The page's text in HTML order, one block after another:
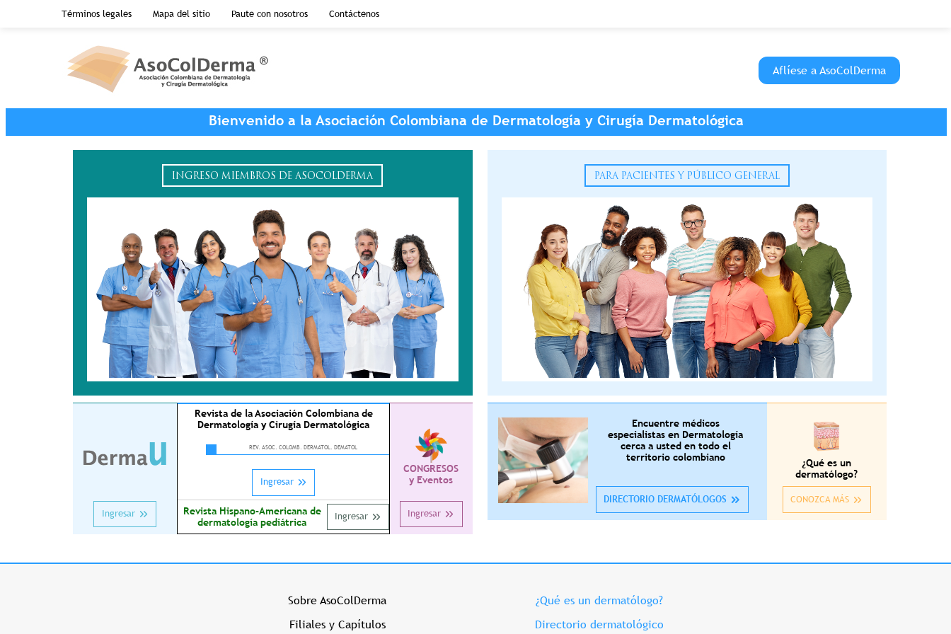
Pasar al contenido principal
Términos legales
Mapa del sitio Paute con nosotros Contáctenos
Aflíese a AsoColDerma
Bienvenido a la Asociación Colombiana de Dermatología y Cirugía Dermatológica
INGRESO MIEMBROS DE ASOCOLDERMA
Ingresar
Revista de la Asociación Colombiana de
Dermatología y Cirugía Dermatológica
REV. ASOC. COLOMB. DERMATOL. DEMATOL
Ingresar
Revista Hispano-Americana de
dermatología pediátrica
Ingresar
CONGRESOS
y Eventos
Ingresar
PARA PACIENTES Y PÚBLICO GENERAL
Encuentre médicos
especialistas en Dermatología
cerca a usted en todo el
territorio colombiano
DIRECTORIO DERMATÓLOGOS
¿Qué es un
dermatólogo?
CONOZCA MÁS
Menu Prehome Izquierdo
Sobre AsoColDerma
Filiales y Capítulos
Menu Prehome Derecho
¿Qué es un dermatólogo?
Directorio dermatológico